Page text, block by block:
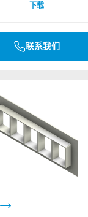
下载
联系我们